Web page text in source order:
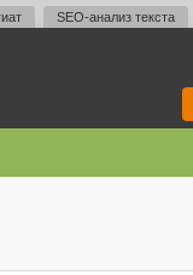
SEO-анализ текста